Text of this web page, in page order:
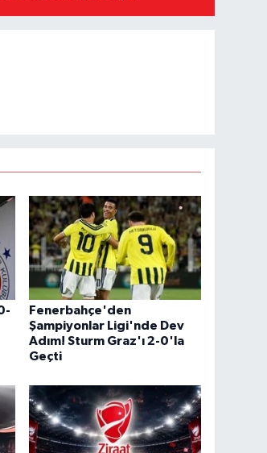
Fenerbahçe'den
Şampiyonlar Ligi'nde Dev
Adım! Sturm Graz'ı 2-0'la
Geçti